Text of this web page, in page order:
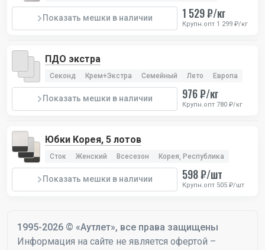
Показать мешки в наличии 1 529 ₽/кг
Крупн.опт 1 299 ₽/кг
ПДО экстра
Секонд Крем+Экстра Семейный Лето Европа
Показать мешки в наличии 976 ₽/кг
Крупн.опт 780 ₽/кг
Юбки Корея, 5 лотов
Сток Женский Всесезон Корея, Республика
Показать мешки в наличии 598 ₽/шт
Крупн.опт 505 ₽/шт
1995-2026 © «Аутлет», все права защищены
Информация на сайте не является офертой –